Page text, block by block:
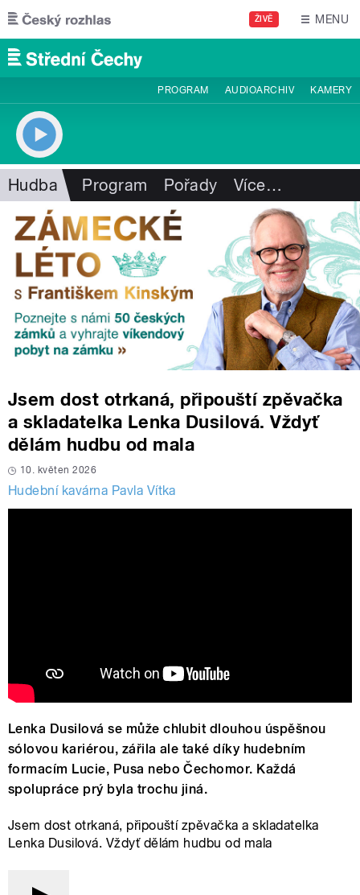
Přejít k hlavnímu obsahu
ŽIVĚ MENU
PROGRAM AUDIOARCHIV KAMERY
Hudba Program Pořady Více…
Jsem dost otrkaná, připouští zpěvačka
a skladatelka Lenka Dusilová. Vždyť
dělám hudbu od mala
10. květen 2026
Hudební kavárna Pavla Vítka
Lenka Dusilová se může chlubit dlouhou úspěšnou
sólovou kariérou, zářila ale také díky hudebním
formacím Lucie, Pusa nebo Čechomor. Každá
spolupráce prý byla trochu jiná.
Jsem dost otrkaná, připouští zpěvačka a skladatelka
Lenka Dusilová. Vždyť dělám hudbu od mala